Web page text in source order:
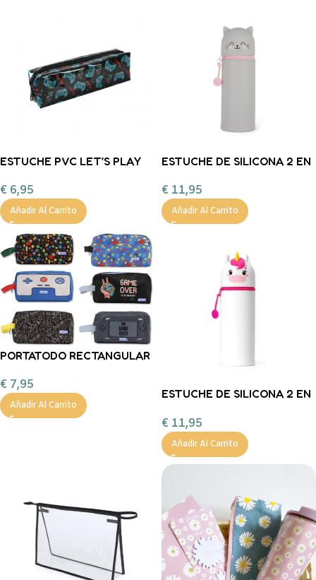
ESTUCHE PVC LET’S PLAY
€ 6,95
Añadir Al Carrito
ESTUCHE DE SILICONA 2 EN
€ 11,95
Añadir Al Carrito
PORTATODO RECTANGULAR
€ 7,95
Añadir Al Carrito
ESTUCHE DE SILICONA 2 EN
€ 11,95
Añadir Al Carrito